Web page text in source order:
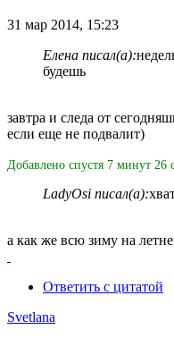
31 мар 2014, 15:23
Елена писал(а):
будешь
завтра и следа от
если еще не подвалит)
Добавлено спустя 7 минут 26
LadyOsi писал(а):
а как же всю зиму на
Ответить с цитатой
Svetlana